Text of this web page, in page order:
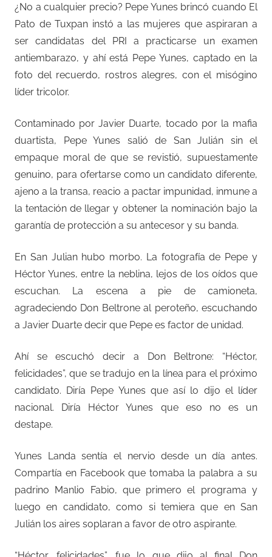
¿No a cualquier precio? Pepe Yunes brincó cuando El
Pato de Tuxpan instó a las mujeres que aspiraran a
ser candidatas del PRI a practicarse un examen
antiembarazo, y ahí está Pepe Yunes, captado en la
foto del recuerdo, rostros alegres, con el misógino
líder tricolor.
Contaminado por Javier Duarte, tocado por la mafia
duartista, Pepe Yunes salió de San Julián sin el
empaque moral de que se revistió, supuestamente
genuino, para ofertarse como un candidato diferente,
ajeno a la transa, reacio a pactar impunidad, inmune a
la tentación de llegar y obtener la nominación bajo la
garantía de protección a su antecesor y su banda.
En San Julian hubo morbo. La fotografía de Pepe y
Héctor Yunes, entre la neblina, lejos de los oídos que
escuchan. La escena a pie de camioneta,
agradeciendo Don Beltrone al peroteño, escuchando
a Javier Duarte decir que Pepe es factor de unidad.
Ahí se escuchó decir a Don Beltrone: “Héctor,
felicidades”, que se tradujo en la línea para el próximo
candidato. Diría Pepe Yunes que así lo dijo el líder
nacional. Diría Héctor Yunes que eso no es un
destape.
Yunes Landa sentía el nervio desde un día antes.
Compartía en Facebook que tomaba la palabra a su
padrino Manlio Fabio, que primero el programa y
luego en candidato, como si temiera que en San
Julián los aires soplaran a favor de otro aspirante.